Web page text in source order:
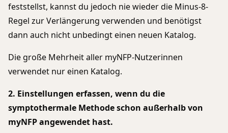
feststellst, kannst du jedoch nie wieder die Minus-8-
Regel zur Verlängerung verwenden und benötigst
dann auch nicht unbedingt einen neuen Katalog.
Die große Mehrheit aller myNFP-Nutzerinnen
verwendet nur einen Katalog.
2. Einstellungen erfassen, wenn du die
symptothermale Methode schon außerhalb von
myNFP angewendet hast.